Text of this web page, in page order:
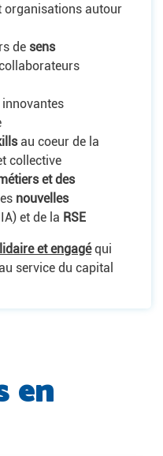
organisations autour
de sens
innovantes
au coeur de la
collective
et des
nouvelles
et de la RSE
et engagéqui
service du capital
en